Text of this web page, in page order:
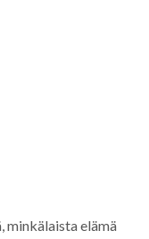
minkälaista elämä